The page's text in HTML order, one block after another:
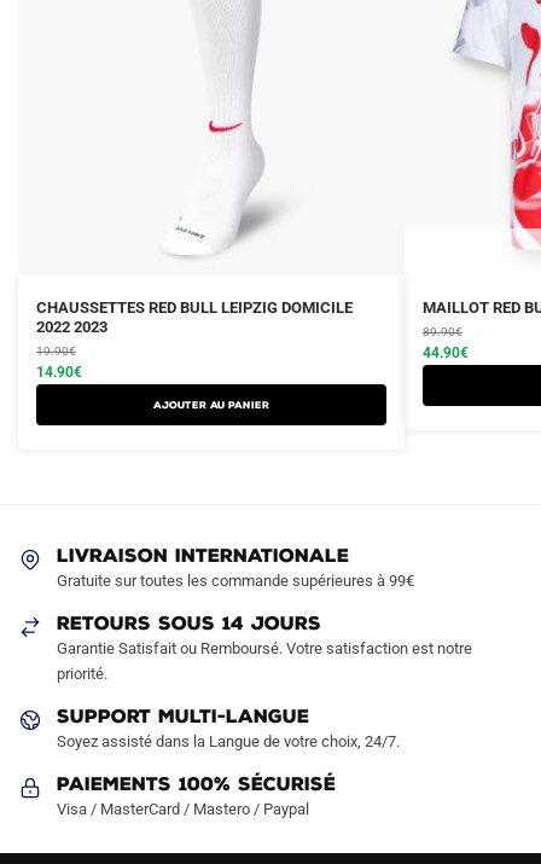
CHAUSSETTES RED BULL LEIPZIG DOMICILE
2022 2023
19.90€
Le
prix
initial
était :
14.90€
Le
prix
actuel
est :
Ajouter au panier
MAILLOT RED
89.90€
Le
prix
initial
était :
44.90€
Le
prix
actuel
est :
Ce
produit
a
page
LIVRAISON INTERNATIONALE
Gratuite sur toutes les commande supérieures à 99€
RETOURS SOUS 14 JOURS
Garantie Satisfait ou Remboursé. Votre satisfaction est notre
priorité.
SUPPORT MULTI-LANGUE
Soyez assisté dans la Langue de votre choix, 24/7.
Paiements 100% Sécurisé
Visa / MasterCard / Mastero / Paypal